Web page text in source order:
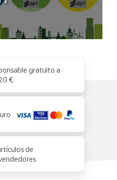
gratuito a
€
de